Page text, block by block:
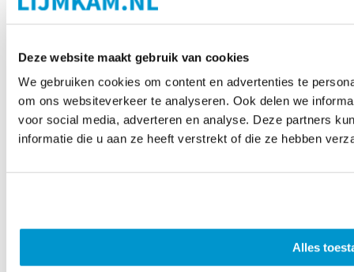
Deze website maakt gebruik van cookies
We gebruiken cookies om content en advertenties te
om ons websiteverkeer te analyseren. Ook delen we
voor social media, adverteren en analyse. Deze partners
informatie die u aan ze heeft verstrekt of die ze hebben
Alles